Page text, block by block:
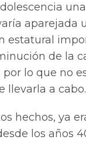
aparejada
estatural
de la
por lo que no
llevarla a cabo.
hechos, ya
los años